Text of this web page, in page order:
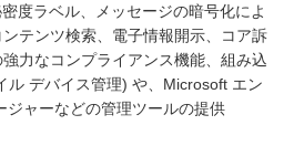
度ラベル、メッセージの暗号化によ
テンツ検索、電子情報開示、コア訴
力なコンプライアンス機能、組み込
ル デバイス管理) や、Microsoft エン
ジャーなどの管理ツールの提供